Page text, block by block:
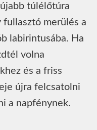
túlélőtúra
fullasztó merülés a
labirintusába. Ha
volna
és a friss
újra felcsatolni
a napfénynek.